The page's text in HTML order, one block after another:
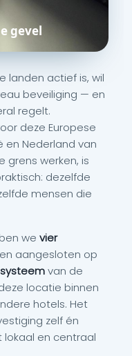
landen actief is, wil
beveiliging — en
regelt.
deze Europese
en Nederland van
grens werken, is
dezelfde
mensen die
we vier
aangesloten op
van de
locatie binnen
hotels. Het
zelf én
en centraal
gevel